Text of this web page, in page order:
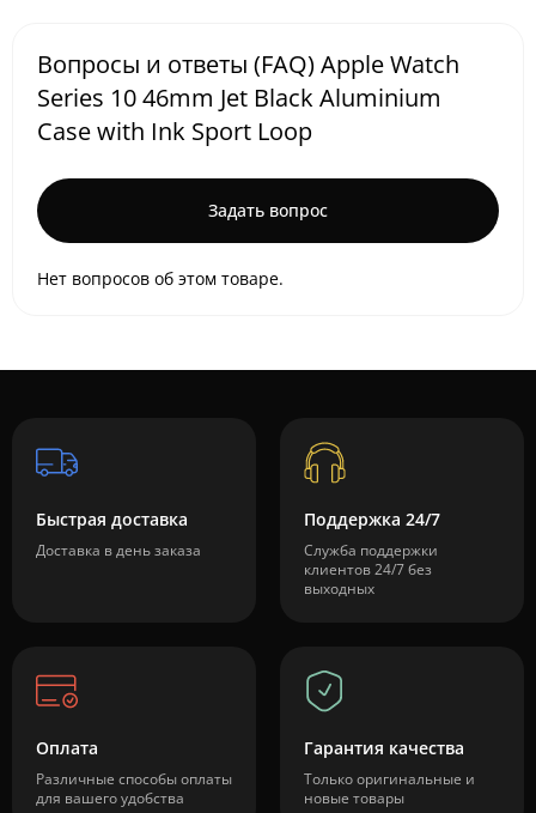
Вопросы и ответы (FAQ) Apple Watch
Series 10 46mm Jet Black Aluminium
Case with Ink Sport Loop
Задать вопрос
Нет вопросов об этом товаре.
Быстрая доставка
Доставка в день заказа
Поддержка 24/7
Служба поддержки
клиентов 24/7 без
выходных
Оплата
Различные способы оплаты
для вашего удобства
Гарантия качества
Только оригинальные и
новые товары